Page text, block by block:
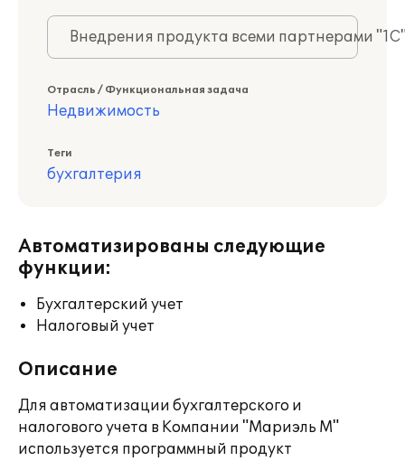
Внедрения продукта всеми партнерами
Отрасль / Функциональная задача
Недвижимость
Теги
бухгалтерия
Автоматизированы следующие
функции:
Бухгалтерский учет
Налоговый учет
Описание
Для автоматизации бухгалтерского и
налогового учета в Компании "Мариэль М"
используется программный продукт